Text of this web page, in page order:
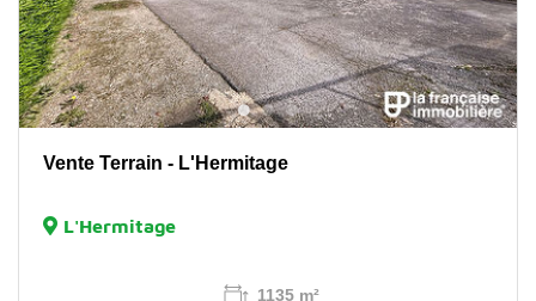
Vente Terrain - L'Hermitage
L'Hermitage
1135 m²